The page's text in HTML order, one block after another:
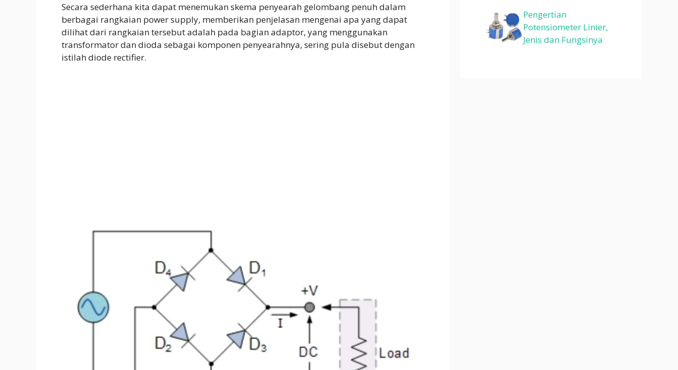
Secara sederhana kita dapat menemukan skema penyearah gelombang penuh dalam
berbagai rangkaian power supply, memberikan penjelasan mengenai apa yang dapat
dilihat dari rangkaian tersebut adalah pada bagian adaptor, yang menggunakan
transformator dan dioda sebagai komponen penyearahnya, sering pula disebut dengan
istilah diode rectifier.
Pengertian
Potensiometer Linier,
Jenis dan Fungsinya